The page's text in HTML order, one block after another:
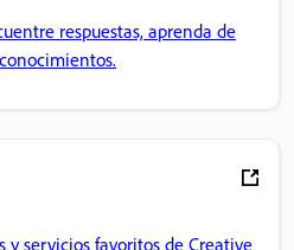
respuestas, aprenda de
y servicios favoritos de Creative